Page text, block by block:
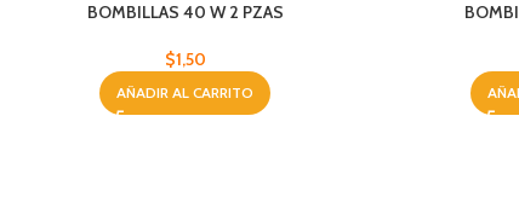
BOMBILLAS 40 W 2 PZAS
$1,50
AÑADIR AL CARRITO